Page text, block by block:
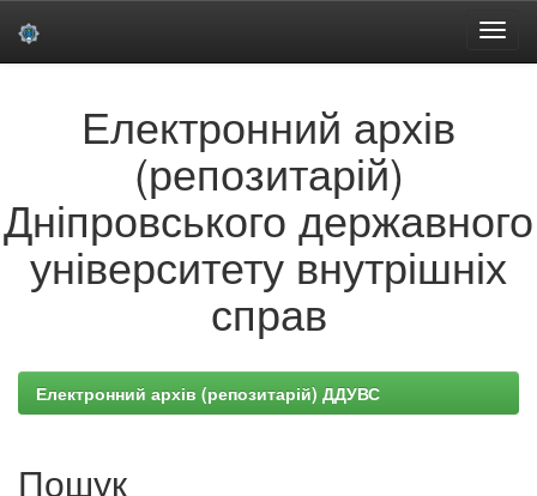
Електронний архів
(репозитарій)
Дніпровського державного
університету внутрішніх
справ
Електронний архів (репозитарій) ДДУВС
Пошук